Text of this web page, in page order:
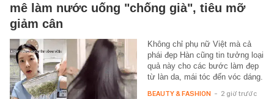
mê làm nước uống "chống già", tiêu mỡ
giảm cân
Không chỉ phụ nữ Việt mà cả
phái đẹp Hàn cũng tin tưởng loại
quả này cho các bước làm đẹp
từ làn da, mái tóc đến vóc dáng.
BEAUTY & FASHION - 2 giờ trước